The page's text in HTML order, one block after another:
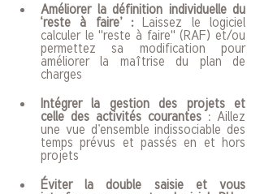
Améliorer la définition individuelle du
‘reste à faire’ : Laissez le logiciel
calculer le ''reste à faire'' (RAF) et/ou
permettez sa modification pour
améliorer la maîtrise du plan de
charges
Intégrer la gestion des projets et
celle des activités courantes : Aillez
une vue d’ensemble indissociable des
temps prévus et passés en et hors
projets
Éviter la double saisie et vous